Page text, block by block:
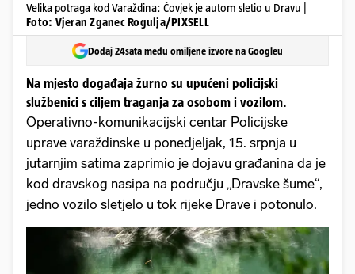
Velika potraga kod Varaždina: Čovjek je autom sletio u Dravu |
Foto: Vjeran Zganec Rogulja/PIXSELL
Dodaj 24sata među omiljene izvore na Googleu
Na mjesto događaja žurno su upućeni policijski
službenici s ciljem traganja za osobom i vozilom.
Operativno-komunikacijski centar Policijske
uprave varaždinske u ponedjeljak, 15. srpnja u
jutarnjim satima zaprimio je dojavu građanina da je
kod dravskog nasipa na području „Dravske šume“,
jedno vozilo sletjelo u tok rijeke Drave i potonulo.